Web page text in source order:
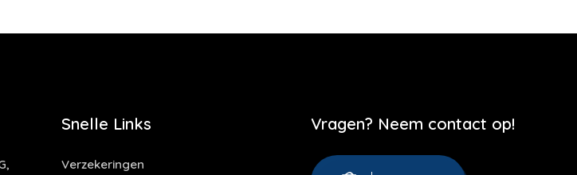
Snelle Links
Verzekeringen
Vragen? Neem contact op!